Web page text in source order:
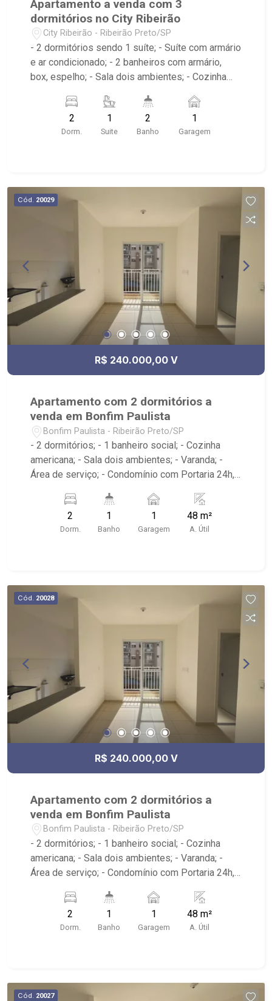
Apartamento a venda com 3
dormitórios no City Ribeirão
City Ribeirão - Ribeirão Preto/SP
- 2 dormitórios sendo 1 suíte; - Suíte com armário
e ar condicionado; - 2 banheiros com armário,
box, espelho; - Sala dois ambientes; - Cozinha
armário; - Condomínio com Quadra poliesportiva,
Playground, Piscinas adulto e infantil, Área
gourmet com churrasqueira, Salão de festas,
2
Dorm.
1
Suite
2
Banho
1
Garagem
Cód. 20029
R$ 240.000,00 V
Apartamento com 2 dormitórios a
venda em Bonfim Paulista
Bonfim Paulista - Ribeirão Preto/SP
- 2 dormitórios; - 1 banheiro social; - Cozinha
americana; - Sala dois ambientes; - Varanda; -
Área de serviço; - Condomínio com Portaria 24h,
Próximo à DaniBe FullStore, Bola na Grama
Bonfim, Baterias Batex, supermercado Gricki e
Centro de Bonfim;
2
Dorm.
1
Banho
1
Garagem
48 m²
A. Útil
Cód. 20028
R$ 240.000,00 V
Apartamento com 2 dormitórios a
venda em Bonfim Paulista
Bonfim Paulista - Ribeirão Preto/SP
- 2 dormitórios; - 1 banheiro social; - Cozinha
americana; - Sala dois ambientes; - Varanda; -
Área de serviço; - Condomínio com Portaria 24h,
Próximo à DaniBe FullStore, Bola na Grama
Bonfim, Baterias Batex, supermercado Gricki e
Centro de Bonfim;
2
Dorm.
1
Banho
1
Garagem
48 m²
A. Útil
Cód. 20027